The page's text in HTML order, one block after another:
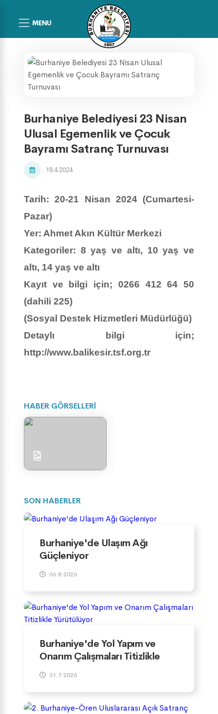
MENU
Burhaniye Belediyesi 23 Nisan
Ulusal Egemenlik ve Çocuk
Bayramı Satranç Turnuvası
18.4.2024
Tarih: 20-21 Nisan 2024 (Cumartesi-
Pazar)
Yer: Ahmet Akın Kültür Merkezi
Kategoriler: 8 yaş ve altı, 10 yaş ve
altı, 14 yaş ve altı
Kayıt ve bilgi için; 0266 412 64 50
(dahili 225)
(Sosyal Destek Hizmetleri Müdürlüğü)
Detaylı bilgi için;
http://www.balikesir.tsf.org.tr
HABER GÖRSELLERİ
SON HABERLER
Burhaniye'de Ulaşım Ağı
Güçleniyor
06.8.2026
Burhaniye'de Yol Yapım ve
Onarım Çalışmaları Titizlikle
Yürütülüyor
31.7.2026